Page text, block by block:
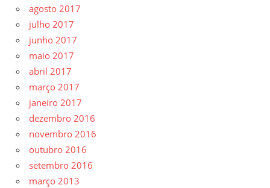
agosto 2017
julho 2017
junho 2017
maio 2017
abril 2017
março 2017
janeiro 2017
dezembro 2016
novembro 2016
outubro 2016
setembro 2016
março 2013